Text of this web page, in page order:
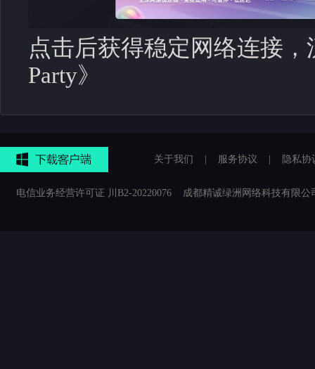
点击后获得稳定网络连接
Party》
关于我们 服务协议 隐私协
电信业务经营许可证 川B2-20220076 成都精诚绿洲网络科技有